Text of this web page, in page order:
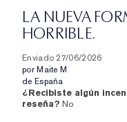
LA NUEVA
HORRIBLE.
Enviado 27/06/2026
por Maite M
de España
¿Recibiste algún
reseña? No